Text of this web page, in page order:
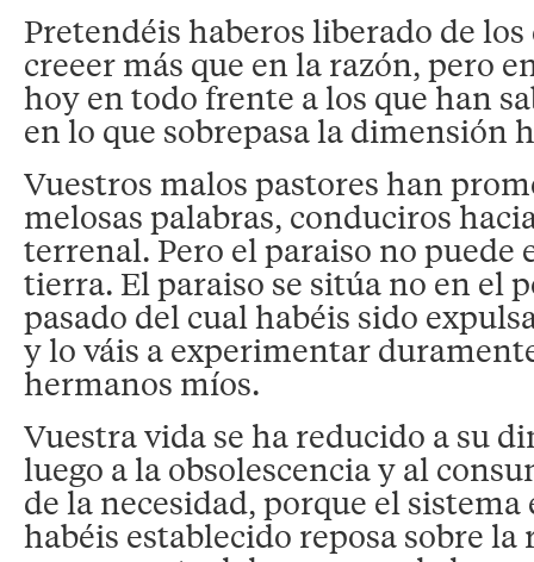
Pretendéis haberos liberado de los
creeer más que en la razón, pero
hoy en todo frente a los que han
en lo que sobrepasa la dimensión
Vuestros malos pastores han
melosas palabras, conduciros
terrenal. Pero el paraiso no puede
tierra. El paraiso se sitúa no en el
pasado del cual habéis sido
y lo váis a experimentar
hermanos míos.
Vuestra vida se ha reducido a su
luego a la obsolescencia y al
de la necesidad, porque el
habéis establecido reposa sobre la